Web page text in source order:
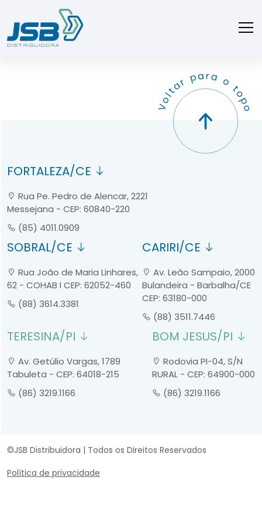
FORTALEZA/CE
Rua Pe. Pedro de Alencar, 2221
Messejana - CEP: 60840-220
(85) 4011.0909
SOBRAL/CE
Rua João de Maria Linhares,
62 - COHAB I CEP: 62052-460
(88) 3614.3381
CARIRI/CE
Av. Leão Sampaio, 2000
Bulandeira - Barbalha/CE
CEP: 63180-000
(88) 3511.7446
TERESINA/PI
Av. Getúlio Vargas, 1789
Tabuleta - CEP: 64018-215
(86) 3219.1166
BOM JESUS/PI
Rodovia PI-04, S/N
RURAL - CEP: 64900-000
(86) 3219.1166
©JSB Distribuidora | Todos os Direitos Reservados
Política de privacidade